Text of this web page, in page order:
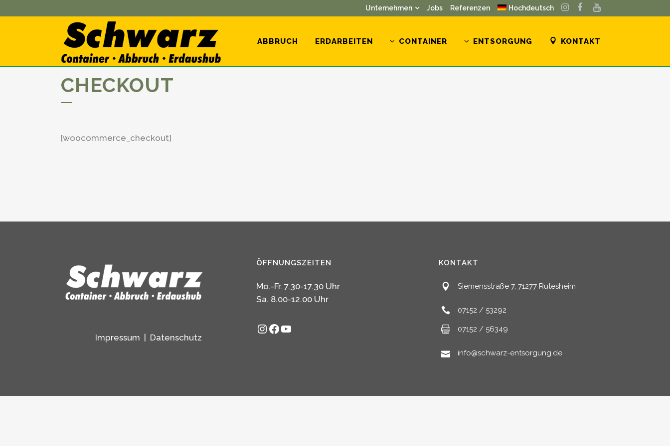
Unternehmen Jobs Referenzen Hochdeutsch
ABBRUCH ERDARBEITEN CONTAINER ENTSORGUNG KONTAKT
CHECKOUT
[woocommerce_checkout]
Impressum | Datenschutz
ÖFFNUNGSZEITEN
Mo.-Fr. 7.30-17.30 Uhr
Sa. 8.00-12.00 Uhr
Instagram
Facebook
YouTube
KONTAKT
Siemensstraße 7, 71277 Rutesheim
07152 / 53292
07152 / 56349
info@schwarz-entsorgung.de